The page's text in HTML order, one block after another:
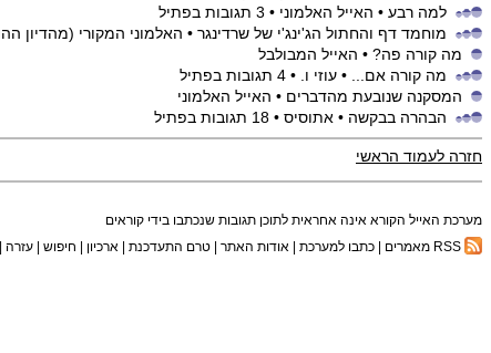
למה רבע • האייל האלמוני • 3 תגובות בפתיל
מוחמד דף והחתול הג'ינג'י של שרדינגר • האלמוני המקורי (מהדיון
מה קורה פה? • האייל המבולבל
מה קורה אם...
• עוזי ו. • 4 תגובות בפתיל
המסקנה שנובעת מהדברים • האייל האלמוני
הבהרה בבקשה • אתוסיס • 18 תגובות בפתיל
חזרה לעמוד הראשי
מערכת האייל הקורא אינה אחראית לתוכן תגובות שנכתבו בידי קוראים
כתבו למערכת אודות האתר טרם התעדכנת ארכיון חיפוש עזרה